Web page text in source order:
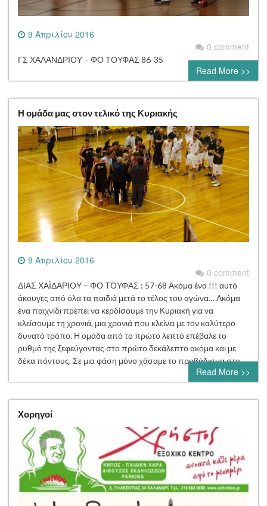
9 Απριλίου 2016
0 comment
ΓΣ ΧΑΛΑΝΔΡΙΟΥ – ΦΟ ΤΟΥΦΑΣ 86-35
Read More >>
Η ομάδα μας στον τελικό της Κυριακής
9 Απριλίου 2016
0 comment
ΔΙΑΣ ΧΑΪΔΑΡΙΟΥ – ΦΟ ΤΟΥΦΑΣ : 57-68 Ακόμα ένα !!! αυτό
άκουγες από όλα τα παιδιά μετά το τέλος του αγώνα… Ακόμα
ένα παιχνίδι πρέπει να κερδίσουμε την Κυριακή για να
κλείσουμε τη χρονιά, μια χρονιά που κλείνει με τον καλύτερο
δυνατό τρόπο. Η ομάδα από το πρώτο λεπτό επέβαλε το
ρυθμό της ξεφεύγοντας στο πρώτο δεκάλεπτο ακόμα και με
δέκα πόντους. Σε μια φάση μόνο χάσαμε το προβάδισμα στο…
Read More >>
Χορηγοί